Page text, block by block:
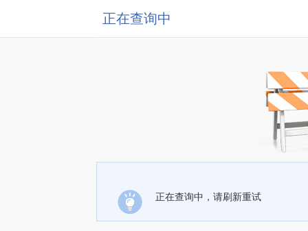
正在查询中
正在查询中，请刷新重试